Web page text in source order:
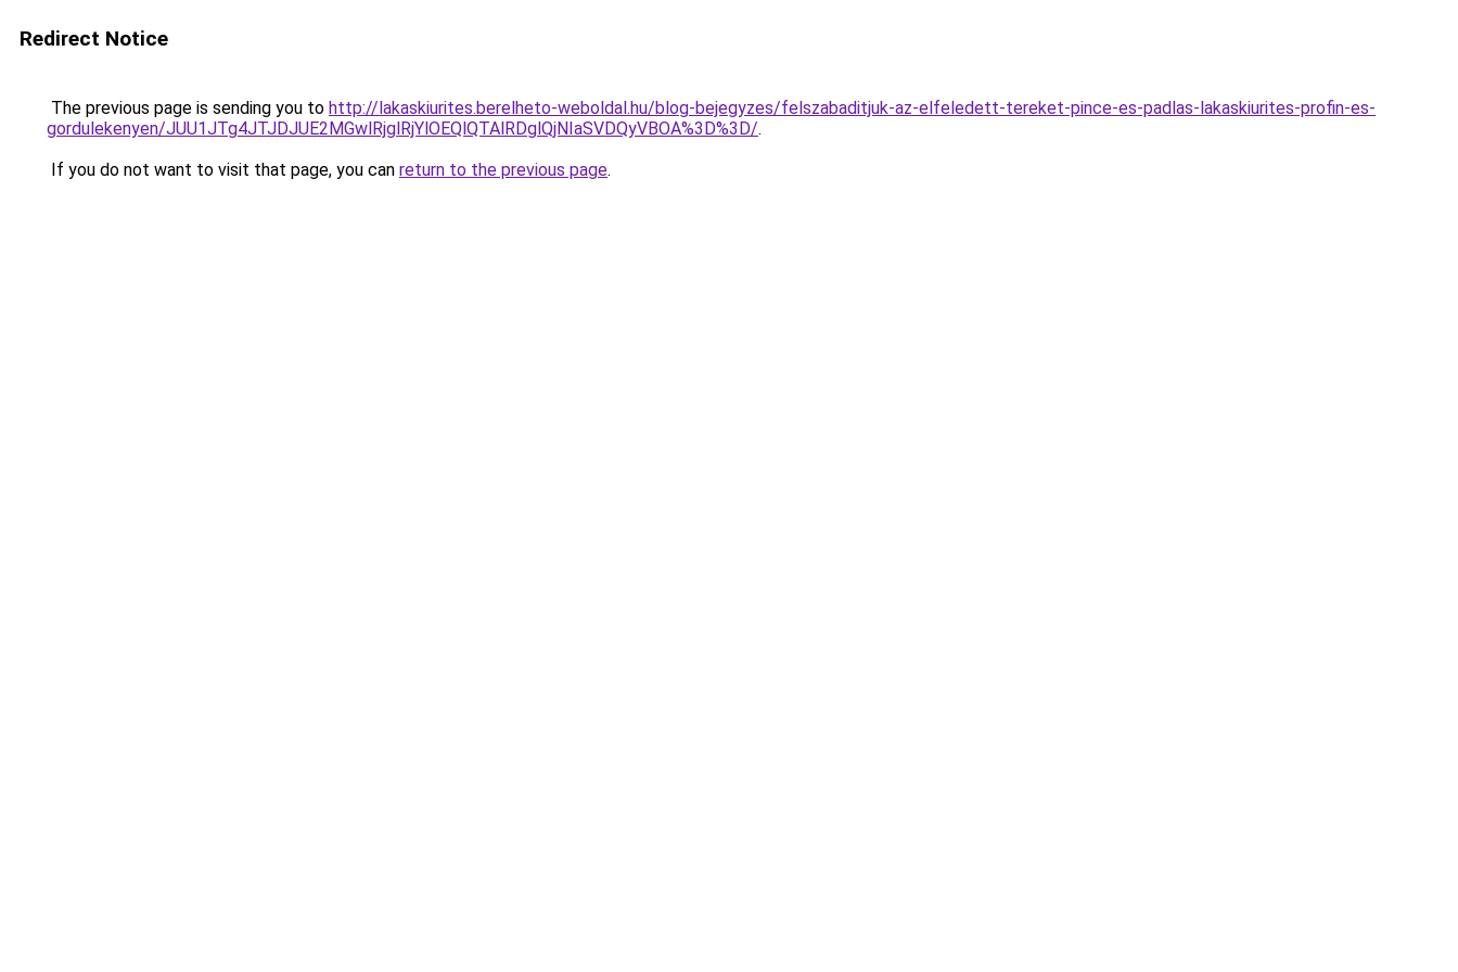
Redirect Notice
The previous page is sending you to http://lakaskiurites.berelheto-weboldal.hu/blog-bejegyzes/felszabaditjuk-az-elfeledett-tereket-pince-es-padlas-lakaskiurites-profin-es-
gordulekenyen/JUU1JTg4JTJDJUE2MGwlRjglRjYlOEQlQTAlRDglQjNIaSVDQyVBOA%3D%3D/.
If you do not want to visit that page, you can return to the previous page.